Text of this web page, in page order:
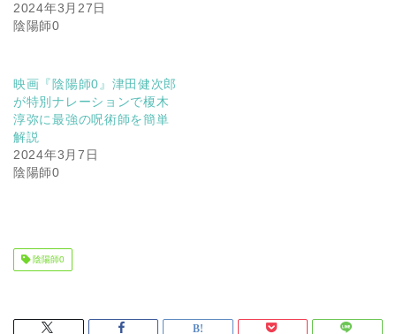
2024年3月27日
陰陽師0
映画『陰陽師0』津田健次郎
が特別ナレーションで榎木
淳弥に最強の呪術師を簡単
解説
2024年3月7日
陰陽師0
陰陽師0